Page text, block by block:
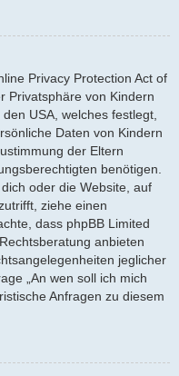
Privacy Protection Act of
Privatsphäre von Kindern
USA, welches festlegt,
Daten von Kindern
der Eltern
benötigen.
oder die Website, auf
ziehe einen
dass phpBB Limited
anbieten
jeglicher
„An wen soll ich mich
Anfragen zu diesem